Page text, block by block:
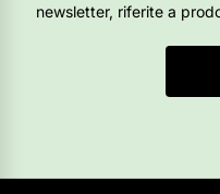
newsletter, riferite a